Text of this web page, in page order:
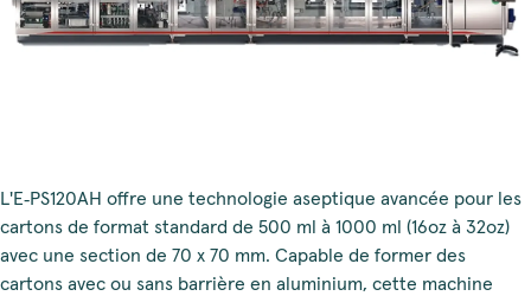
L'E‑PS120AH offre une technologie aseptique avancée pour les
cartons de format standard de 500 ml à 1000 ml (16oz à 32oz)
avec une section de 70 x 70 mm. Capable de former des
cartons avec ou sans barrière en aluminium, cette machine